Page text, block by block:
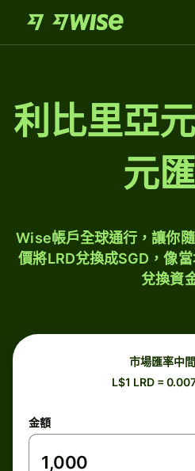
利比里亞
元
Wise帳戶全球通行，讓你
價將LRD兌換成SGD，像
兌換資
市場匯率中
L$1 LRD =
金額